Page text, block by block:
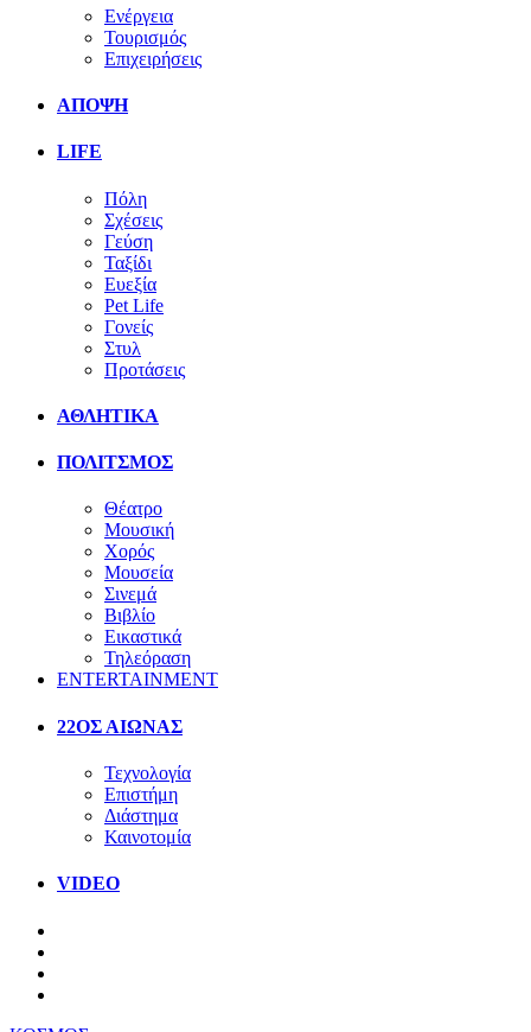
Ενέργεια
Τουρισμός
Επιχειρήσεις
ΑΠΟΨΗ
LIFE
Πόλη
Σχέσεις
Γεύση
Ταξίδι
Ευεξία
Pet Life
Γονείς
Στυλ
Προτάσεις
ΑΘΛΗΤΙΚΑ
ΠΟΛΙΤΣΜΟΣ
Θέατρο
Μουσική
Χορός
Μουσεία
Σινεμά
Βιβλίο
Εικαστικά
Τηλεόραση
ENTERTAINMENT
22ΟΣ ΑΙΩΝΑΣ
Τεχνολογία
Επιστήμη
Διάστημα
Καινοτομία
VIDEO